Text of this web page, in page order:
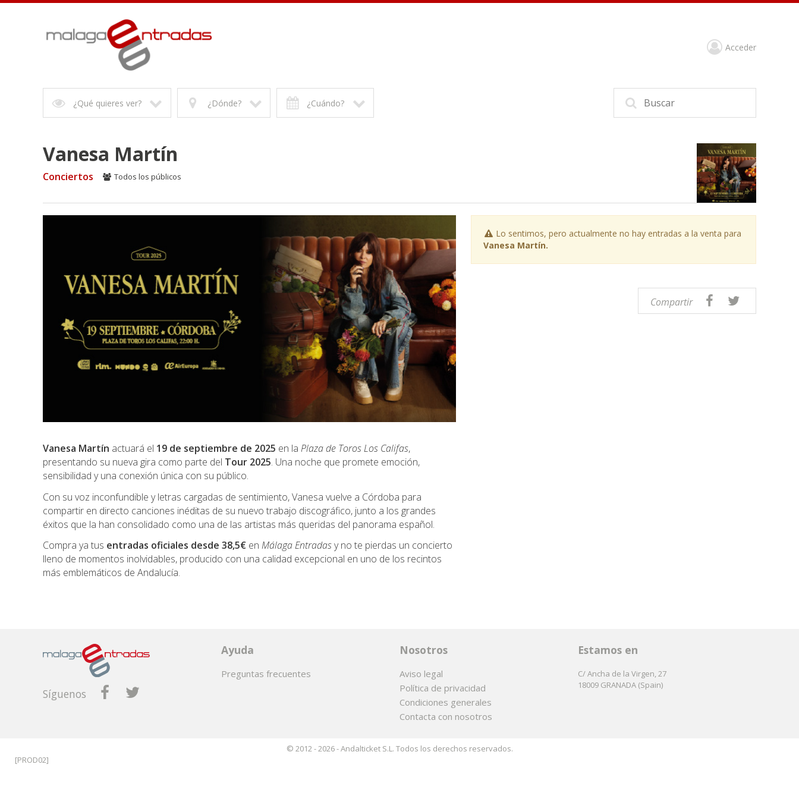
Acceder
¿Qué quieres ver? ¿Dónde? ¿Cuándo?
Vanesa Martín
Conciertos Todos los públicos
Vanesa Martín actuará el 19 de septiembre de 2025 en la Plaza de Toros Los Califas,
presentando su nueva gira como parte del Tour 2025. Una noche que promete emoción,
sensibilidad y una conexión única con su público.
Con su voz inconfundible y letras cargadas de sentimiento, Vanesa vuelve a Córdoba para
compartir en directo canciones inéditas de su nuevo trabajo discográfico, junto a los grandes
éxitos que la han consolidado como una de las artistas más queridas del panorama español.
Compra ya tus entradas oficiales desde 38,5€ en Málaga Entradasy no te pierdas un concierto
lleno de momentos inolvidables, producido con una calidad excepcional en uno de los recintos
más emblemáticos de Andalucía.
Lo sentimos, pero actualmente no hay entradas a la venta para
Vanesa Martín.
Compartir
Síguenos
Ayuda
Preguntas frecuentes
Nosotros
Aviso legal
Política de privacidad
Condiciones generales
Contacta con nosotros
Estamos en
C/ Ancha de la Virgen, 27
18009 GRANADA (Spain)
© 2012 - 2026 - Andalticket S.L. Todos los derechos reservados.
[PROD02]